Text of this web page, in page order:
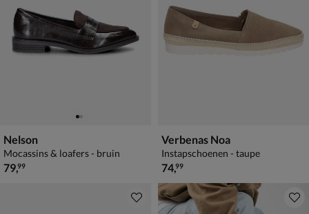
Nelson
Mocassins & loafers - bruin
€ 79,99
79,99
Verbenas Noa
Instapschoenen - taupe
€ 74,99
74,99